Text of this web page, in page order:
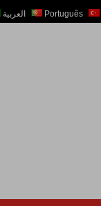
العربية Português